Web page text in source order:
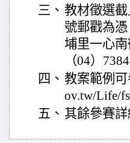
三、 教材徵選
號郵戳為
埔里一心
（04）
四、 教案範例可
ov.tw/Life/
五、 其餘參賽